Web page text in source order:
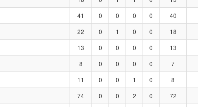
41 0 0 0 0 40
22 0 1 0 0 18
13 0 0 0 0 13
8 0 0 0 0 7
11 0 0 1 0 8
74 0 0 2 0 72